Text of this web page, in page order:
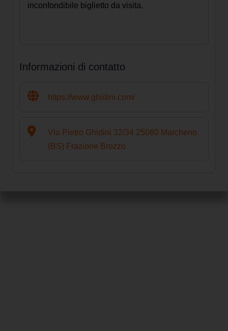
inconfondibile biglietto da visita.
Informazioni di contatto
https://www.ghidini.com/
Via Pietro Ghidini 32/34 25060 Marcheno
(BS) Frazione Brozzo